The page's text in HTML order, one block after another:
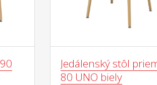
Jedálenský stôl
80 UNO biely